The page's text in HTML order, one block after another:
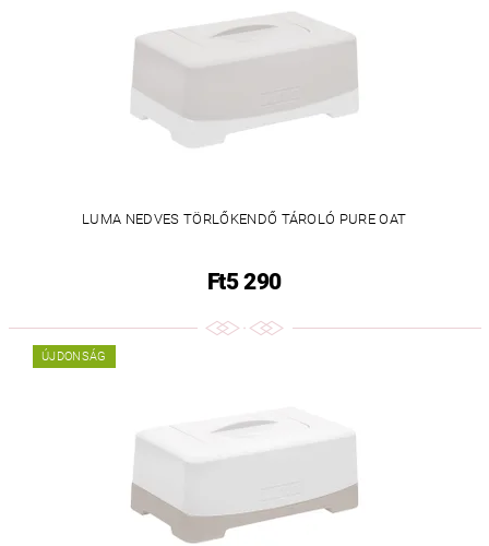
LUMA NEDVES TÖRLŐKENDŐ TÁROLÓ PURE OAT
Ft5 290
ÚJDONSÁG